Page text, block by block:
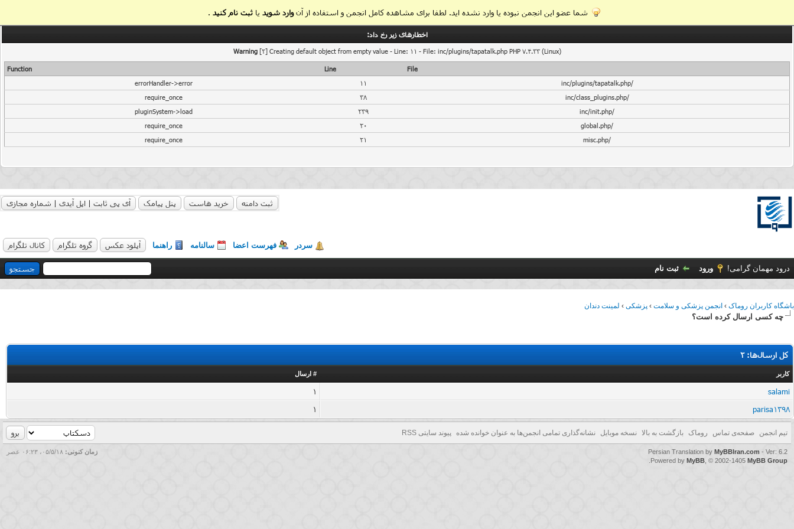
شما عضو این انجمن نبوده یا وارد نشده اید. لطفا برای مشاهده کامل انجمن و استفاده از آنوارد شوید یاثبت نام کنید .
اخطار‌های زیر رخ داد:
Warning[2] Creating default object from empty value - Line: 11 - File: inc/plugins/tapatalk.php PHP 7.4.33 (Linux)
File
Line
Function
/inc/plugins/tapatalk.php
11
errorHandler->error
/inc/class_plugins.php
38
require_once
/inc/init.php
239
pluginSystem->load
/global.php
20
require_once
/misc.php
21
require_once
ثبت دامنه خرید هاست پنل پیامک آی پی ثابت | اپل آیدی | شماره مجازی
سردر فهرست اعضا سالنامه راهنما آپلود عکس گروه تلگرام کانال تلگرام
درود مهمان گرامی! ورود ثبت نام
باشگاه کاربران روماک › انجمن پزشکی و سلامت › پزشکی › لمینت دندان
چه کسی ارسال کرده است؟
کل ارسال‌ها: 2
کاربر # ارسال
salami
1
parisa1398
1
تیم انجمن صفحه‌ی تماس روماک بازگشت به بالا نسخه موبایل نشانه‌گذاری تمامی انجمن‌ها به عنوان خوانده شده پیوند سایتی RSS
زمان کنونی: ۰۵/۵/۱۸، ۰۶:۲۳ عصر Persian Translation by MyBBIran.com - Ver: 6.2
Powered by MyBB , © 2002-1405 MyBB Group